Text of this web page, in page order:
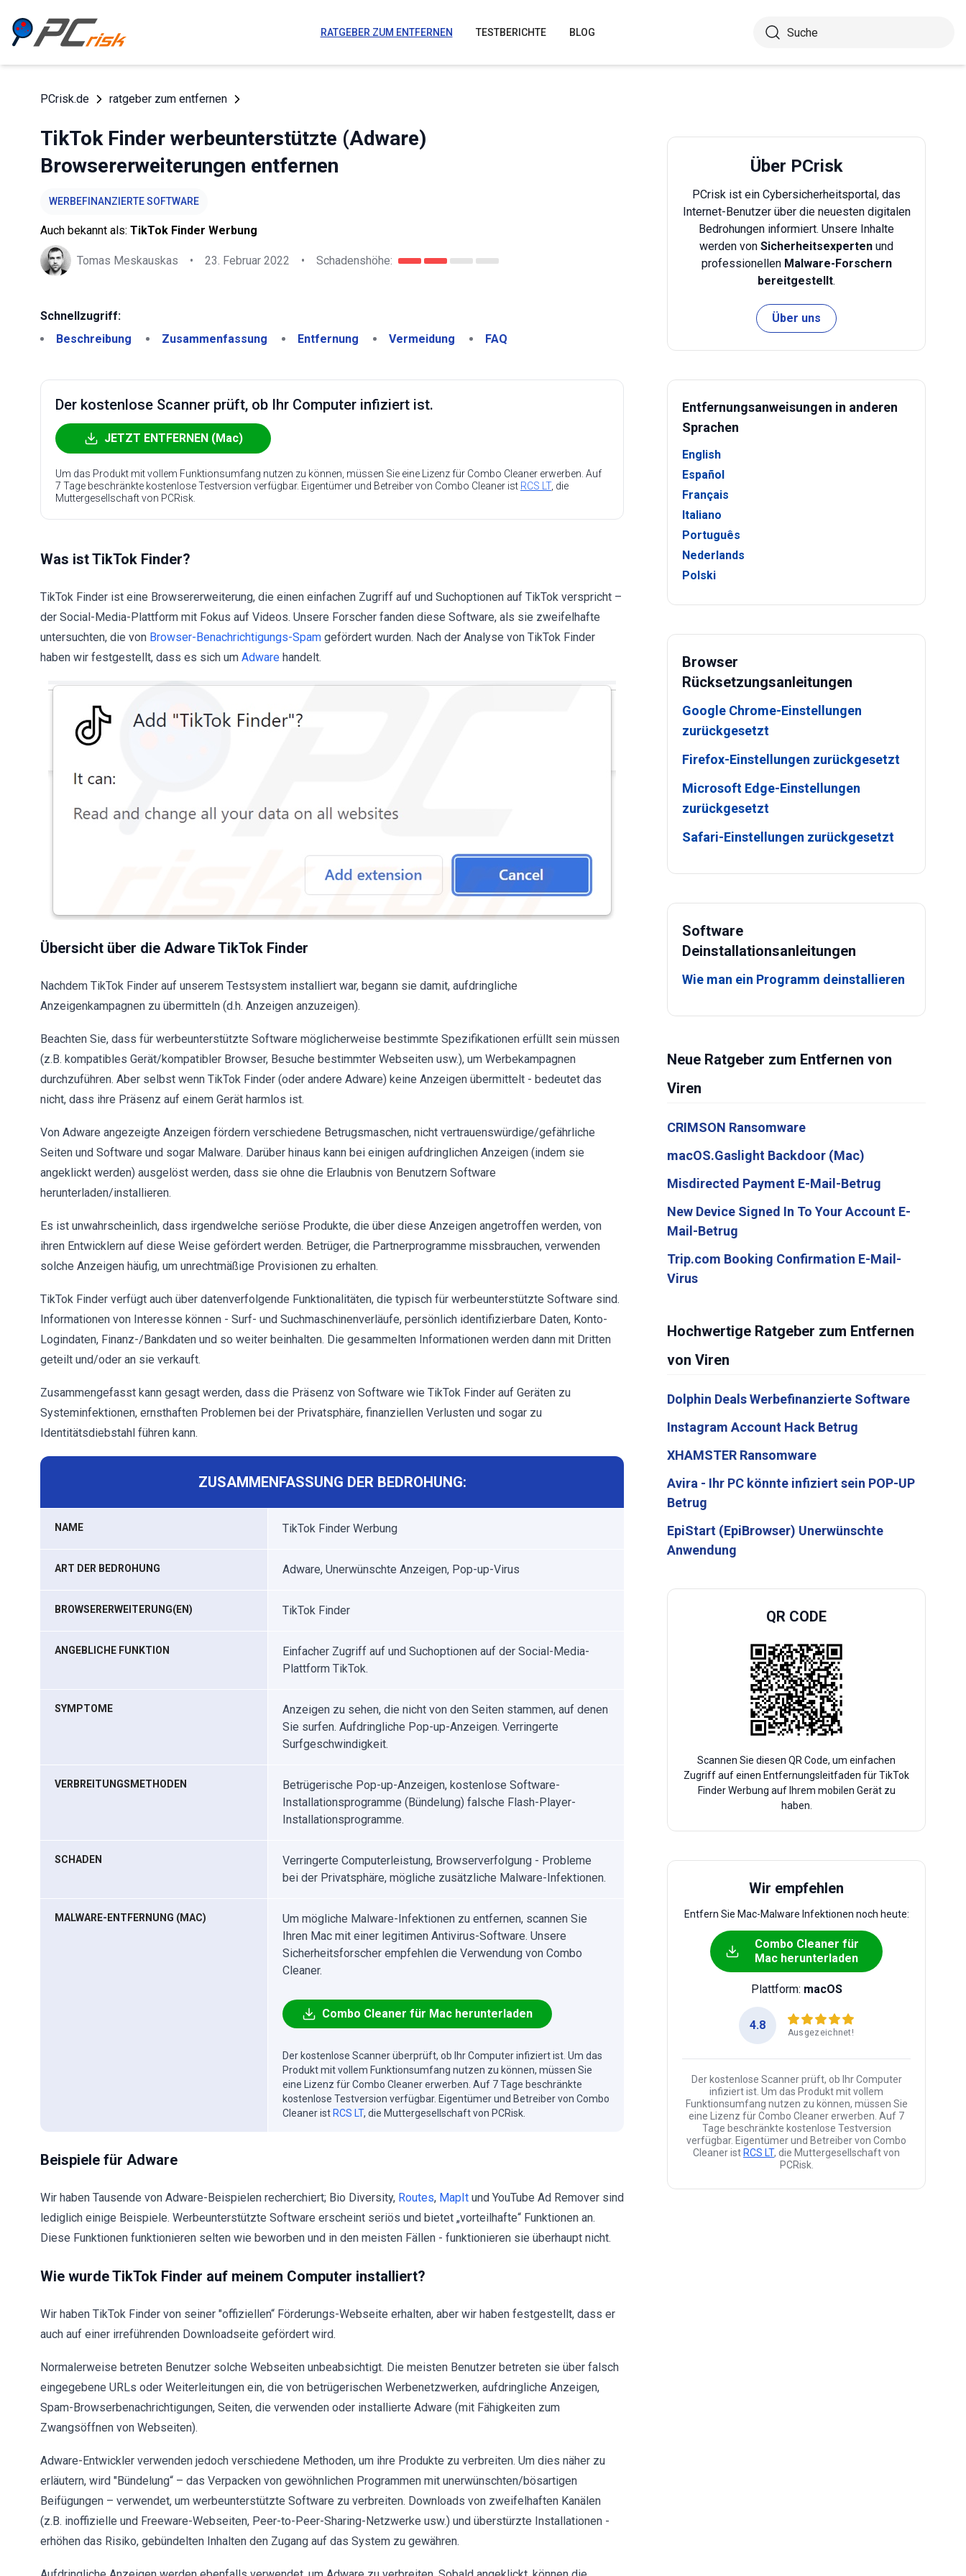
RATGEBER ZUM ENTFERNEN TESTBERICHTE BLOG
PCrisk.de ratgeber zum entfernen
TikTok Finder werbeunterstützte (Adware)
Browsererweiterungen entfernen
WERBEFINANZIERTE SOFTWARE
Auch bekannt als: TikTok Finder Werbung
Tomas Meskauskas • 23. Februar 2022 • Schadenshöhe:
Schnellzugriff:
Beschreibung
Zusammenfassung Entfernung Vermeidung FAQ
Der kostenlose Scanner prüft, ob Ihr Computer infiziert ist.
JETZT ENTFERNEN (Mac)
Um das Produkt mit vollem Funktionsumfang nutzen zu können, müssen Sie eine Lizenz für Combo Cleaner erwerben. Auf
7 Tage beschränkte kostenlose Testversion verfügbar. Eigentümer und Betreiber von Combo Cleaner ist RCS LT, die
Muttergesellschaft von PCRisk.
Was ist TikTok Finder?
TikTok Finder ist eine Browsererweiterung, die einen einfachen Zugriff auf und Suchoptionen auf TikTok verspricht –
der Social-Media-Plattform mit Fokus auf Videos. Unsere Forscher fanden diese Software, als sie zweifelhafte
untersuchten, die von Browser-Benachrichtigungs-Spam gefördert wurden. Nach der Analyse von TikTok Finder
haben wir festgestellt, dass es sich um Adware handelt.
Übersicht über die Adware TikTok Finder
Nachdem TikTok Finder auf unserem Testsystem installiert war, begann sie damit, aufdringliche
Anzeigenkampagnen zu übermitteln (d.h. Anzeigen anzuzeigen).
Beachten Sie, dass für werbeunterstützte Software möglicherweise bestimmte Spezifikationen erfüllt sein müssen
(z.B. kompatibles Gerät/kompatibler Browser, Besuche bestimmter Webseiten usw.), um Werbekampagnen
durchzuführen. Aber selbst wenn TikTok Finder (oder andere Adware) keine Anzeigen übermittelt - bedeutet das
nicht, dass ihre Präsenz auf einem Gerät harmlos ist.
Von Adware angezeigte Anzeigen fördern verschiedene Betrugsmaschen, nicht vertrauenswürdige/gefährliche
Seiten und Software und sogar Malware. Darüber hinaus kann bei einigen aufdringlichen Anzeigen (indem sie
angeklickt werden) ausgelöst werden, dass sie ohne die Erlaubnis von Benutzern Software
herunterladen/installieren.
Es ist unwahrscheinlich, dass irgendwelche seriöse Produkte, die über diese Anzeigen angetroffen werden, von
ihren Entwicklern auf diese Weise gefördert werden. Betrüger, die Partnerprogramme missbrauchen, verwenden
solche Anzeigen häufig, um unrechtmäßige Provisionen zu erhalten.
TikTok Finder verfügt auch über datenverfolgende Funktionalitäten, die typisch für werbeunterstützte Software sind.
Informationen von Interesse können - Surf- und Suchmaschinenverläufe, persönlich identifizierbare Daten, Konto-
Logindaten, Finanz-/Bankdaten und so weiter beinhalten. Die gesammelten Informationen werden dann mit Dritten
geteilt und/oder an sie verkauft.
Zusammengefasst kann gesagt werden, dass die Präsenz von Software wie TikTok Finder auf Geräten zu
Systeminfektionen, ernsthaften Problemen bei der Privatsphäre, finanziellen Verlusten und sogar zu
Identitätsdiebstahl führen kann.
ZUSAMMENFASSUNG DER BEDROHUNG:
NAME TikTok Finder Werbung
ART DER BEDROHUNG Adware, Unerwünschte Anzeigen, Pop-up-Virus
BROWSERERWEITERUNG(EN) TikTok Finder
ANGEBLICHE FUNKTION
Einfacher Zugriff auf und Suchoptionen auf der Social-Media-
Plattform TikTok.
SYMPTOME
Anzeigen zu sehen, die nicht von den Seiten stammen, auf denen
Sie surfen. Aufdringliche Pop-up-Anzeigen. Verringerte
Surfgeschwindigkeit.
VERBREITUNGSMETHODEN
Betrügerische Pop-up-Anzeigen, kostenlose Software-
Installationsprogramme (Bündelung) falsche Flash-Player-
Installationsprogramme.
SCHADEN
Verringerte Computerleistung, Browserverfolgung - Probleme
bei der Privatsphäre, mögliche zusätzliche Malware-Infektionen.
MALWARE-ENTFERNUNG (MAC)
Um mögliche Malware-Infektionen zu entfernen, scannen Sie
Ihren Mac mit einer legitimen Antivirus-Software. Unsere
Sicherheitsforscher empfehlen die Verwendung von Combo
Cleaner.
Combo Cleaner für Mac herunterladen
Der kostenlose Scanner überprüft, ob Ihr Computer infiziert ist. Um das
Produkt mit vollem Funktionsumfang nutzen zu können, müssen Sie
eine Lizenz für Combo Cleaner erwerben. Auf 7 Tage beschränkte
kostenlose Testversion verfügbar. Eigentümer und Betreiber von Combo
Cleaner ist RCS LT, die Muttergesellschaft von PCRisk.
Beispiele für Adware
Wir haben Tausende von Adware-Beispielen recherchiert; Bio Diversity, Routes, MapIt und YouTube Ad Remover sind
lediglich einige Beispiele. Werbeunterstützte Software erscheint seriös und bietet „vorteilhafte“ Funktionen an.
Diese Funktionen funktionieren selten wie beworben und in den meisten Fällen - funktionieren sie überhaupt nicht.
Wie wurde TikTok Finder auf meinem Computer installiert?
Wir haben TikTok Finder von seiner "offiziellen“ Förderungs-Webseite erhalten, aber wir haben festgestellt, dass er
auch auf einer irreführenden Downloadseite gefördert wird.
Normalerweise betreten Benutzer solche Webseiten unbeabsichtigt. Die meisten Benutzer betreten sie über falsch
eingegebene URLs oder Weiterleitungen ein, die von betrügerischen Werbenetzwerken, aufdringliche Anzeigen,
Spam-Browserbenachrichtigungen, Seiten, die verwenden oder installierte Adware (mit Fähigkeiten zum
Zwangsöffnen von Webseiten).
Adware-Entwickler verwenden jedoch verschiedene Methoden, um ihre Produkte zu verbreiten. Um dies näher zu
erläutern, wird "Bündelung“ – das Verpacken von gewöhnlichen Programmen mit unerwünschten/bösartigen
Beifügungen – verwendet, um werbeunterstützte Software zu verbreiten. Downloads von zweifelhaften Kanälen
(z.B. inoffizielle und Freeware-Webseiten, Peer-to-Peer-Sharing-Netzwerke usw.) und überstürzte Installationen -
erhöhen das Risiko, gebündelten Inhalten den Zugang auf das System zu gewähren.
Über PCrisk
PCrisk ist ein Cybersicherheitsportal, das
Internet-Benutzer über die neuesten digitalen
Bedrohungen informiert. Unsere Inhalte
werden von Sicherheitsexperten und
professionellen Malware-Forschern
bereitgestellt.
Über uns
Entfernungsanweisungen in anderen
Sprachen
English
Español
Français
Italiano
Português
Nederlands
Polski
Browser
Rücksetzungsanleitungen
Google Chrome-Einstellungen
zurückgesetzt
Firefox-Einstellungen zurückgesetzt
Microsoft Edge-Einstellungen
zurückgesetzt
Safari-Einstellungen zurückgesetzt
Software
Deinstallationsanleitungen
Wie man ein Programm deinstallieren
Neue Ratgeber zum Entfernen von
Viren
CRIMSON Ransomware
macOS.Gaslight Backdoor (Mac)
Misdirected Payment E-Mail-Betrug
New Device Signed In To Your Account E-
Mail-Betrug
Trip.com Booking Confirmation E-Mail-
Virus
Hochwertige Ratgeber zum Entfernen
von Viren
Dolphin Deals Werbefinanzierte Software
Instagram Account Hack Betrug
XHAMSTER Ransomware
Avira - Ihr PC könnte infiziert sein POP-UP
Betrug
EpiStart (EpiBrowser) Unerwünschte
Anwendung
QR CODE
Scannen Sie diesen QR Code, um einfachen
Zugriff auf einen Entfernungsleitfaden für TikTok
Finder Werbung auf Ihrem mobilen Gerät zu
haben.
Wir empfehlen
Entfern Sie Mac-Malware Infektionen noch heute:
Combo Cleaner für
Mac herunterladen
Plattform: macOS
4.8
Ausgezeichnet!
Der kostenlose Scanner prüft, ob Ihr Computer
infiziert ist. Um das Produkt mit vollem
Funktionsumfang nutzen zu können, müssen Sie
eine Lizenz für Combo Cleaner erwerben. Auf 7
Tage beschränkte kostenlose Testversion
verfügbar. Eigentümer und Betreiber von Combo
Cleaner ist RCS LT, die Muttergesellschaft von
PCRisk.